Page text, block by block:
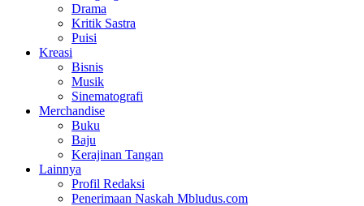
Drama
Kritik Sastra
Puisi
Kreasi
Bisnis
Musik
Sinematografi
Merchandise
Buku
Baju
Kerajinan Tangan
Lainnya
Profil Redaksi
Penerimaan Naskah Mbludus.com